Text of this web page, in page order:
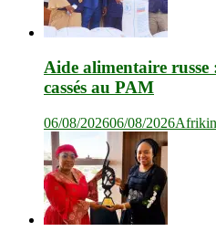
Aide alimentaire russe
cassés au PAM
06/08/202606/08/2026